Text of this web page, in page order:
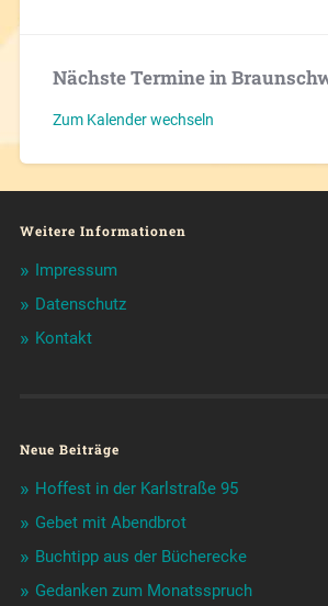
Nächste Termine in
Zum Kalender wechseln
Weitere Informationen
Impressum
Datenschutz
Kontakt
Neue Beiträge
Hoffest in der Karlstraße 95
Gebet mit Abendbrot
Buchtipp aus der Bücherecke
Gedanken zum Monatsspruch